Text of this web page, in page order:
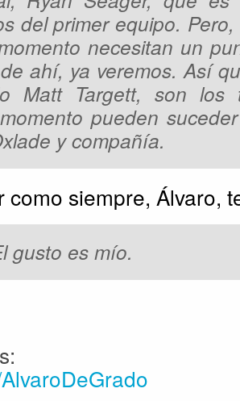
del primer equipo.
necesitan un
ahí, ya veremos. Así
Matt Targett, son
pueden
y compañía.
como siempre, Álvaro,
gusto es mío.